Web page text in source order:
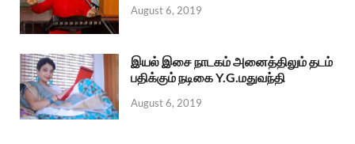
August 6, 2019
இயல் இசை நாடகம் அனைத்திலும் தடம்
பதிக்கும் நடிகை Y.G.மதுவந்தி
August 6, 2019